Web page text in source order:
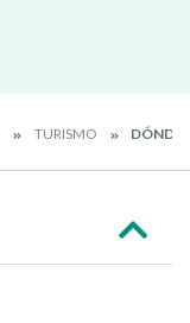
TURISMO DÓNDE